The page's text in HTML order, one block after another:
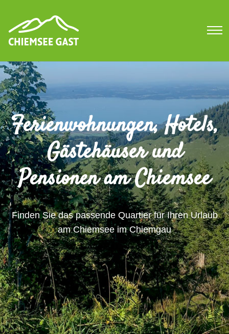
Ferienwohnungen, Hotels,
Gästehäuser und
Pensionen am Chiemsee
Finden Sie das passende Quartier für Ihren Urlaub
am Chiemsee im Chiemgau